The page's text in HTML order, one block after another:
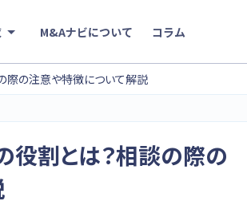
M&Aナビについて コラム
際の注意や特徴について解説
割とは？相談の際の